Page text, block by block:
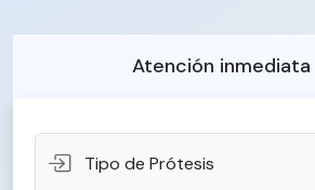
Atención inmediata